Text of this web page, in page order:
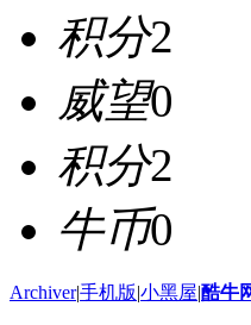
积分2
威望0
积分2
牛币0
Archiver|手机版|小黑屋|酷牛